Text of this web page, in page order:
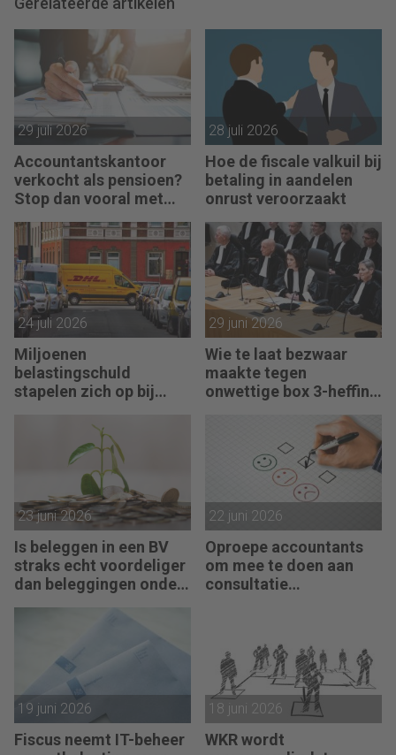
29 juli 2026
Accountantskantoor
verkocht als pensioen?
Stop dan vooral met
werken
28 juli 2026
Hoe de fiscale valkuil bij
betaling in aandelen
onrust veroorzaakt
24 juli 2026
Miljoenen
belastingschuld
stapelen zich op bij
29 juni 2026
Wie te laat bezwaar
maakte tegen
onwettige box 3-heffing
23 juni 2026
Is beleggen in een BV
straks echt voordeliger
dan beleggingen onder
22 juni 2026
Oproepe accountants
om mee te doen aan
consultatie
19 juni 2026
Fiscus neemt IT-beheer
18 juni 2026
WKR wordt